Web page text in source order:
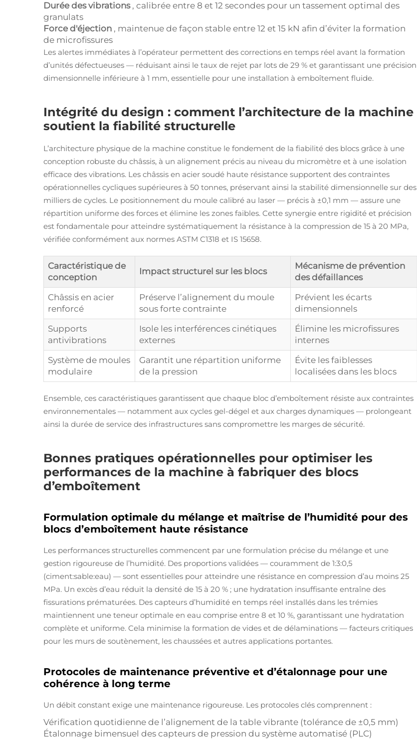
Durée des vibrations , calibrée entre 8 et 12 secondes pour un tassement optimal des
granulats
Force d'éjection , maintenue de façon stable entre 12 et 15 kN afin d’éviter la formation
de microfissures
Les alertes immédiates à l’opérateur permettent des corrections en temps réel avant la formation
d’unités défectueuses — réduisant ainsi le taux de rejet par lots de 29 % et garantissant une précision
dimensionnelle inférieure à 1 mm, essentielle pour une installation à emboîtement fluide.
Intégrité du design : comment l’architecture de la machine
soutient la fiabilité structurelle
L’architecture physique de la machine constitue le fondement de la fiabilité des blocs grâce à une
conception robuste du châssis, à un alignement précis au niveau du micromètre et à une isolation
efficace des vibrations. Les châssis en acier soudé haute résistance supportent des contraintes
opérationnelles cycliques supérieures à 50 tonnes, préservant ainsi la stabilité dimensionnelle sur des
milliers de cycles. Le positionnement du moule calibré au laser — précis à ±0,1 mm — assure une
répartition uniforme des forces et élimine les zones faibles. Cette synergie entre rigidité et précision
est fondamentale pour atteindre systématiquement la résistance à la compression de 15 à 20 MPa,
vérifiée conformément aux normes ASTM C1318 et IS 15658.
Caractéristique de
conception
Impact structurel sur les blocs
Mécanisme de prévention
des défaillances
Châssis en acier
renforcé
Préserve l’alignement du moule
sous forte contrainte
Prévient les écarts
dimensionnels
Supports
antivibrations
Isole les interférences cinétiques
externes
Élimine les microfissures
internes
Système de moules
modulaire
Garantit une répartition uniforme
de la pression
Évite les faiblesses
localisées dans les blocs
Ensemble, ces caractéristiques garantissent que chaque bloc d’emboîtement résiste aux contraintes
environnementales — notamment aux cycles gel-dégel et aux charges dynamiques — prolongeant
ainsi la durée de service des infrastructures sans compromettre les marges de sécurité.
Bonnes pratiques opérationnelles pour optimiser les
performances de la machine à fabriquer des blocs
d’emboîtement
Formulation optimale du mélange et maîtrise de l’humidité pour des
blocs d’emboîtement haute résistance
Les performances structurelles commencent par une formulation précise du mélange et une
gestion rigoureuse de l’humidité. Des proportions validées — couramment de 1:3:0,5
(ciment:sable:eau) — sont essentielles pour atteindre une résistance en compression d’au moins 25
MPa. Un excès d’eau réduit la densité de 15 à 20 % ; une hydratation insuffisante entraîne des
fissurations prématurées. Des capteurs d’humidité en temps réel installés dans les trémies
maintiennent une teneur optimale en eau comprise entre 8 et 10 %, garantissant une hydratation
complète et uniforme. Cela minimise la formation de vides et de délaminations — facteurs critiques
pour les murs de soutènement, les chaussées et autres applications portantes.
Protocoles de maintenance préventive et d’étalonnage pour une
cohérence à long terme
Un débit constant exige une maintenance rigoureuse. Les protocoles clés comprennent :
Vérification quotidienne de l’alignement de la table vibrante (tolérance de ±0,5 mm)
Étalonnage bimensuel des capteurs de pression du système automatisé (PLC)